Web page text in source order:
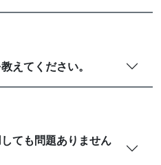
えてください。
ても問題ありません